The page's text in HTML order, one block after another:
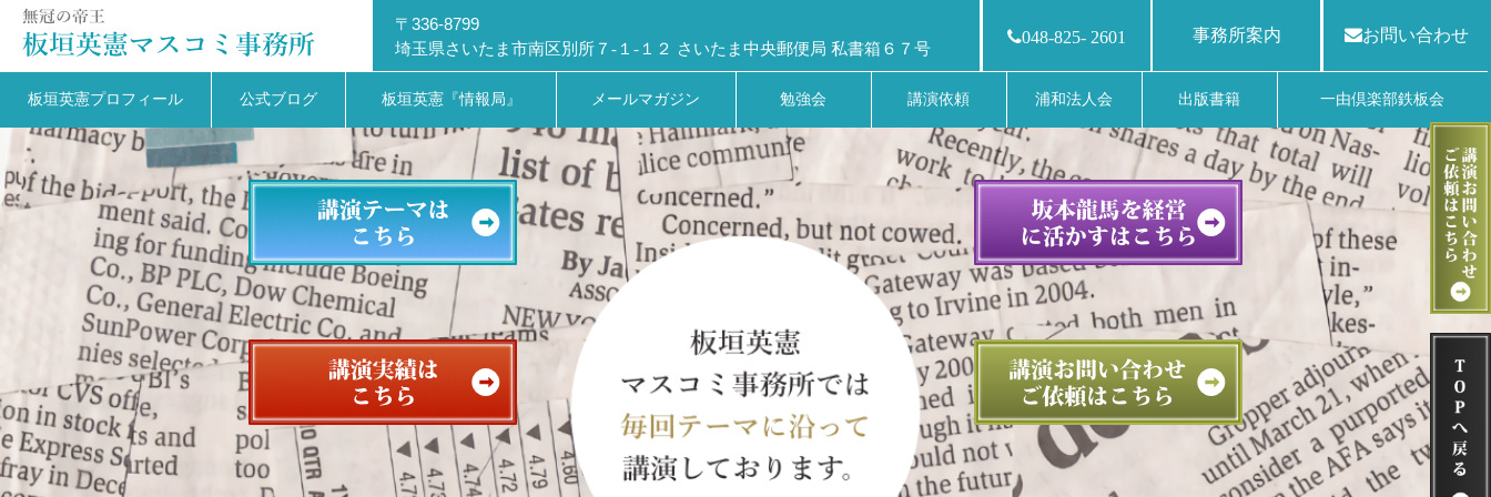
〒336-8799
埼玉県さいたま市南区別所７-１-１２ さいたま中央郵便局 私書箱６７号
048-825- 2601 事務所案内 お問い合わせ
板垣英憲プロフィール 公式ブログ 板垣英憲『情報局』 メールマガジン 勉強会 講演依頼 浦和法人会 出版書籍 一由倶楽部鉄板会